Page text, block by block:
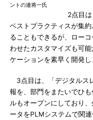
ントの連将一氏
2点目は
ベストプラクティスが集
ることもできるが、ロー
わせたカスタマイズも可
ケーションを素早く開発
3点目は、「デジタルス
報を、部門をまたいでひ
ルもオープンにしており
ータをPLMシステムで関